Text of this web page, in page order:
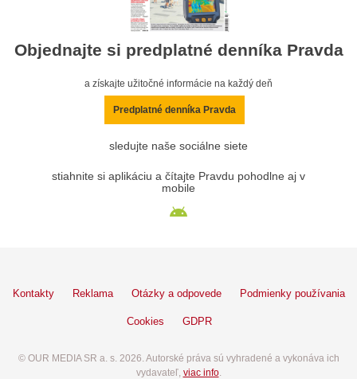
Objednajte si predplatné denníka Pravda
a získajte užitočné informácie na každý deň
Predplatné denníka Pravda
sledujte naše sociálne siete
stiahnite si aplikáciu a čítajte Pravdu pohodlne aj v
mobile
Kontakty Reklama Otázky a odpovede Podmienky používania
Cookies GDPR
© OUR MEDIA SR a. s. 2026. Autorské práva sú vyhradené a vykonáva ich
vydavateľ, viac info.